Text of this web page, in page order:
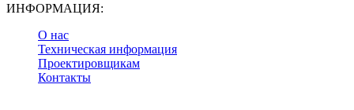
ИНФОРМАЦИЯ:
О нас
Техническая информация
Проектировщикам
Контакты